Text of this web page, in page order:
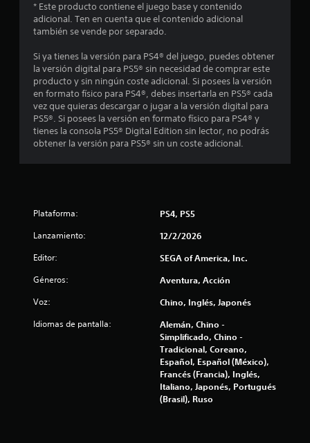
i
n
c
o
s
e
* Este producto contiene el juego base y contenido
adicional. Ten en cuenta que el contenido adicional
también se vende por separado.
Si ya tienes la versión para PS4® del juego, puedes obtener
la versión digital para PS5® sin necesidad de comprar este
producto y sin ningún coste adicional. Si posees la versión
en formato físico para PS4®, debes insertarla en PS5® cada
vez que quieras descargar o jugar a la versión digital para
PS5®. Si posees la versión en formato físico para PS4® y
tienes la consola PS5® Digital Edition sin lector, no podrás
obtener la versión para PS5® sin un coste adicional.
Plataforma: PS4, PS5
Lanzamiento: 12/2/2026
Editor: SEGA of America, Inc.
Géneros: Aventura, Acción
Voz: Chino, Inglés, Japonés
Idiomas de pantalla:
Alemán, Chino -
Simplificado, Chino -
Tradicional, Coreano,
Español, Español (México),
Francés (Francia), Inglés,
Italiano, Japonés, Portugués
(Brasil), Ruso